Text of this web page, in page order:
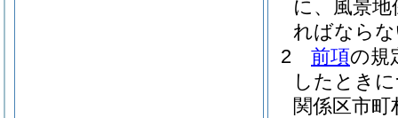
に、風景
ればなら
2
前項の規
したとき
関係区市